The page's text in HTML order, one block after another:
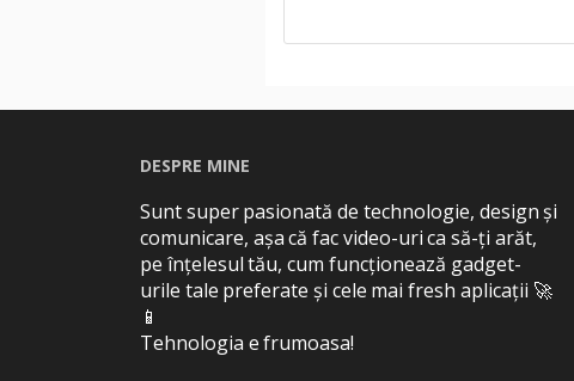
DESPRE MINE
Sunt super pasionată de technologie, design și
comunicare, așa că fac video-uri ca să-ți arăt,
pe înțelesul tău, cum funcționează gadget-
urile tale preferate și cele mai fresh aplicații 🚀
📱
Tehnologia e frumoasa!